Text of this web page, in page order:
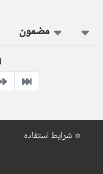
مضمون
شرایط استفاده ☼